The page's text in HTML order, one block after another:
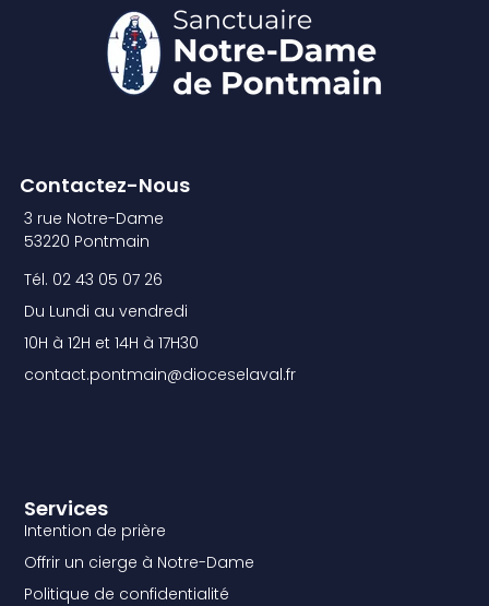
Services
Intention de prière
Offrir un cierge à Notre-Dame
Politique de confidentialité
Contactez-Nous
3 rue Notre-Dame
53220 Pontmain
Tél. 02 43 05 07 26
Du Lundi au vendredi
10H à 12H et 14H à 17H30
contact.pontmain@dioceselaval.fr